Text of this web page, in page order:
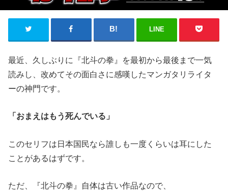
LINE
最近、久しぶりに『北斗の拳』を最初から最後まで一気
読みし、改めてその面白さに感嘆したマンガタリライタ
ーの神門です。
「おまえはもう死んでいる」
このセリフは日本国民なら誰しも一度くらいは耳にした
ことがあるはずです。
ただ、『北斗の拳』自体は古い作品なので、